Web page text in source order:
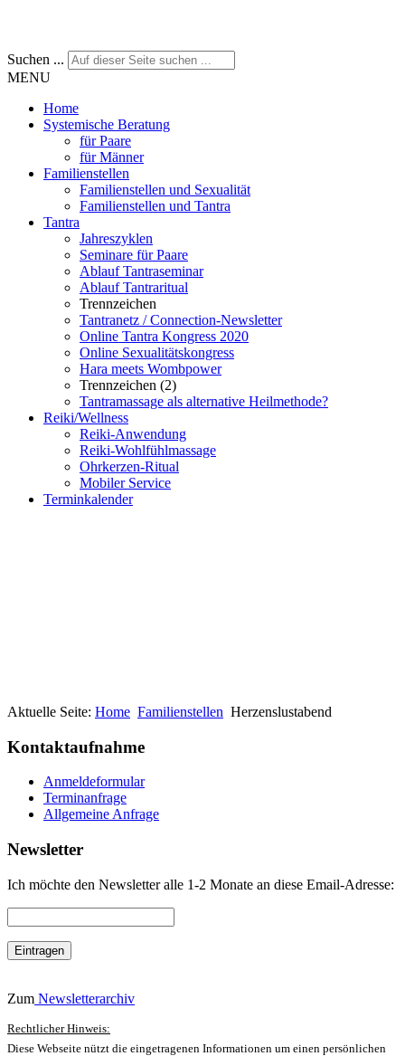
Suchen ...
MENU
Home
Systemische Beratung
für Paare
für Männer
Familienstellen
Familienstellen und Sexualität
Familienstellen und Tantra
Tantra
Jahreszyklen
Seminare für Paare
Ablauf Tantraseminar
Ablauf Tantraritual
Trennzeichen
Tantranetz / Connection-Newsletter
Online Tantra Kongress 2020
Online Sexualitätskongress
Hara meets Wombpower
Trennzeichen (2)
Tantramassage als alternative Heilmethode?
Reiki/Wellness
Reiki-Anwendung
Reiki-Wohlfühlmassage
Ohrkerzen-Ritual
Mobiler Service
Terminkalender
Aktuelle Seite: Home Familienstellen Herzenslustabend
Kontaktaufnahme
Anmeldeformular
Terminanfrage
Allgemeine Anfrage
Newsletter
Ich möchte den Newsletter alle 1-2 Monate an diese Email-Adresse:
Zum Newsletterarchiv
Rechtlicher Hinweis:
Diese Webseite nützt die eingetragenen Informationen um einen persönlichen